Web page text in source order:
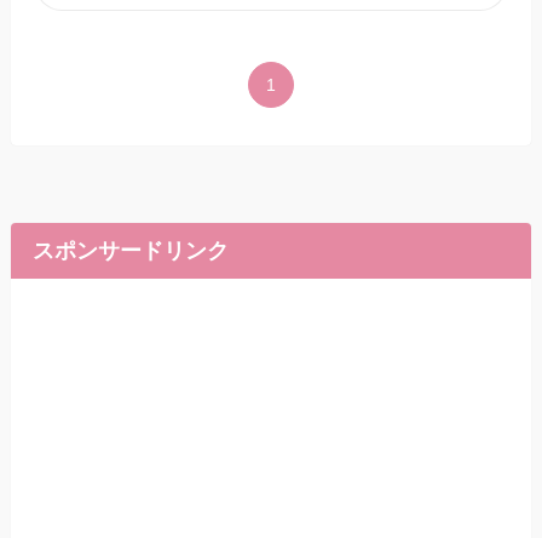
1
スポンサードリンク